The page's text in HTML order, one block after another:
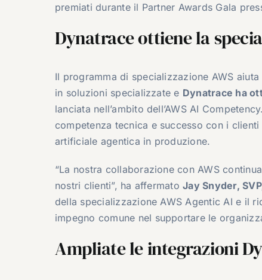
premiati durante il Partner Awards Gala
Dynatrace ottiene la
Il programma di specializzazione AWS
in soluzioni specializzate e Dynatrace ha
lanciata nell’ambito dell’AWS AI
competenza tecnica e successo con i
artificiale agentica in produzione.
“La nostra collaborazione con AWS
nostri clienti”, ha affermatoJay Snyder,
della specializzazione AWS Agentic AI e il
impegno comune nel supportare le
Ampliate le integrazioni